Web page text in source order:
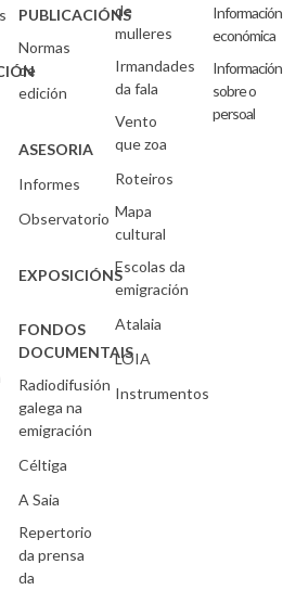
PUBLICACIÓNS
Normas
de
edición
ASESORIA
Informes
Observatorio
EXPOSICIÓNS
FONDOS
DOCUMENTAIS
Radiodifusión
galega na
emigración
Céltiga
A Saia
Repertorio
da prensa
da
de
mulleres
Irmandades
da fala
Vento
que zoa
Roteiros
Mapa
cultural
Escolas da
emigración
Atalaia
LOIA
Instrumentos
Información
económica
Información
sobre o
persoal